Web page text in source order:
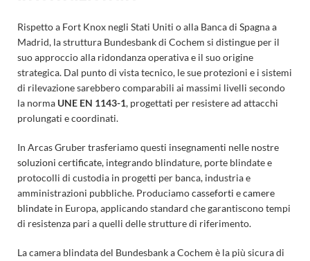
Rispetto a Fort Knox negli Stati Uniti o alla Banca di Spagna a
Madrid, la struttura Bundesbank di Cochem si distingue per il
suo approccio alla ridondanza operativa e il suo origine
strategica. Dal punto di vista tecnico, le sue protezioni e i sistemi
di rilevazione sarebbero comparabili ai massimi livelli secondo
la norma UNE EN 1143-1, progettati per resistere ad attacchi
prolungati e coordinati.
In Arcas Gruber trasferiamo questi insegnamenti nelle nostre
soluzioni certificate, integrando blindature, porte blindate e
protocolli di custodia in progetti per banca, industria e
amministrazioni pubbliche. Produciamocasseforti ecamere
blindate in Europa, applicando standard che garantiscono tempi
di resistenza pari a quelli delle strutture di riferimento.
La camera blindata del Bundesbank a Cochem è la più sicura di